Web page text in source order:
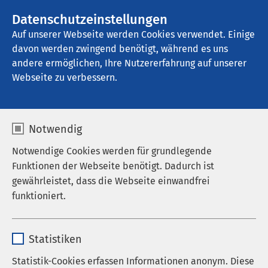
Datenschutzeinstellungen
Auf unserer Webseite werden Cookies verwendet. Einige
davon werden zwingend benötigt, während es uns
andere ermöglichen, Ihre Nutzererfahrung auf unserer
Webseite zu verbessern.
Notwendig
Notwendige Cookies werden für grundlegende
Funktionen der Webseite benötigt. Dadurch ist
gewährleistet, dass die Webseite einwandfrei
funktioniert.
Anbieter sgalinski
Statistiken
Statistik-Cookies erfassen Informationen anonym. Diese
AMEOS Klinikum Halberstadt